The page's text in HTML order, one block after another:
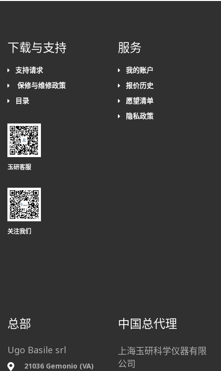
下载与支持
支持请求
保修与维修政策
目录
玉研客服
关注我们
服务
我的账户
报价历史
愿望清单
隐私政策
总部
Ugo Basile srl
21036 Gemonio (VA)
中国总代理
上海玉研科学仪器有限
公司